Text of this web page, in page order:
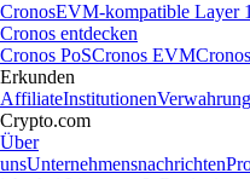
CronosEVM-kompatible Layer 1
Cronos entdecken
Cronos PoSCronos EVM
Erkunden
AffiliateInstitutionenVerwahrung
Crypto.com
Über
unsUnternehmensnachrichten